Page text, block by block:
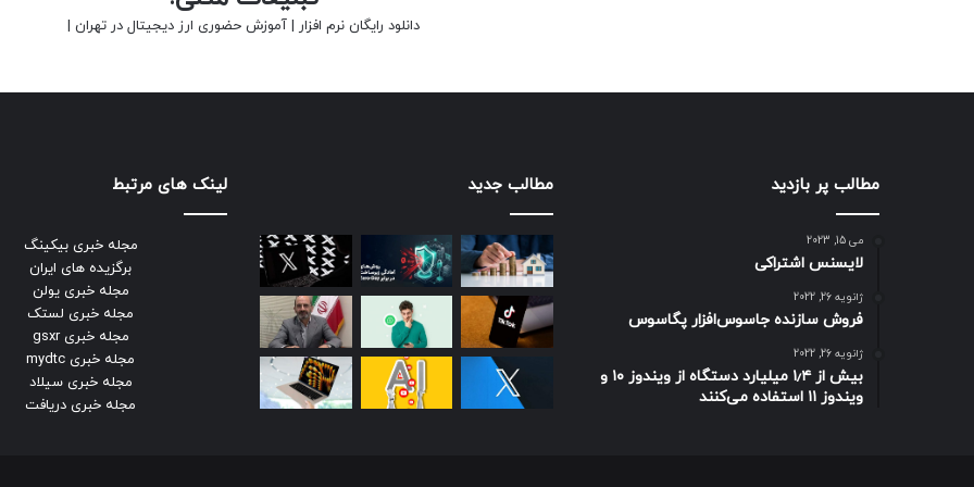
دانلود رایگان نرم افزار آموزش حضوری ارز دیجیتال در تهران
مطالب پر بازدید
می 15, 2023
لایسنس اشتراکی
ژانویه 26, 2022
فروش سازنده جاسوس‌افزار پگاسوس
ژانویه 26, 2022
بیش از ۱٫۴ میلیارد دستگاه از ویندوز ۱۰ و
ویندوز ۱۱ استفاده می‌کنند
مطالب جدید لینک های مرتبط
مجله خبری بیکینگ
برگزیده های ایران
مجله خبری یولن
مجله خبری لستک
مجله خبری gsxr
مجله خبری mydtc
مجله خبری سیلاد
مجله خبری دریافت